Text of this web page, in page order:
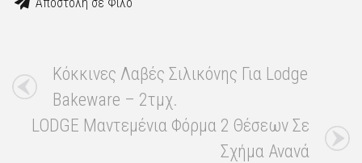
Κόκκινες Λαβές Σιλικόνης Για Lodge
Bakeware – 2τμχ.
LODGE Μαντεμένια Φόρμα 2 Θέσεων Σε
Σχήμα Ανανά